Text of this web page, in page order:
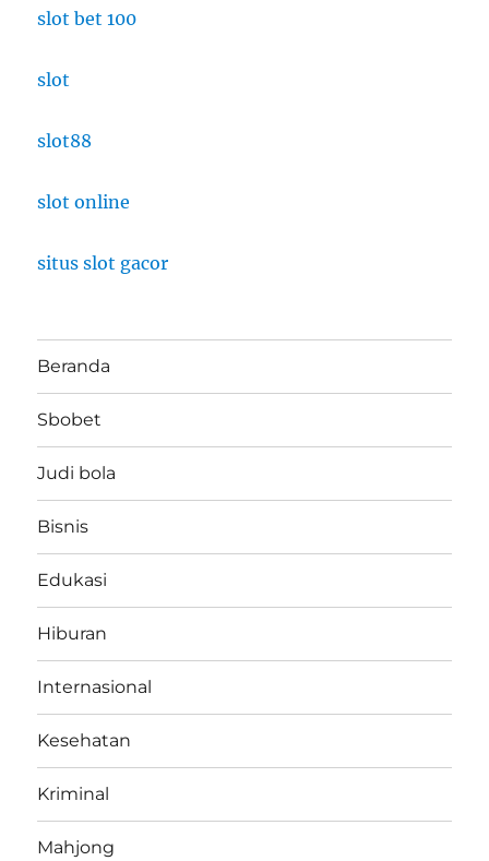
slot bet 100
slot
slot88
slot online
situs slot gacor
Beranda
Sbobet
Judi bola
Bisnis
Edukasi
Hiburan
Internasional
Kesehatan
Kriminal
Mahjong